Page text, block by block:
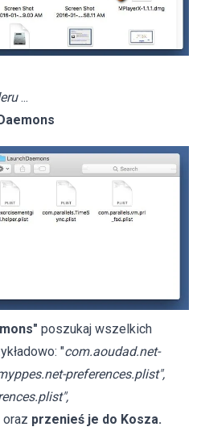
...
poszukaj wszelkich
"com.aoudad.net-
preferences.plist",
oraz przenieś je do Kosza.